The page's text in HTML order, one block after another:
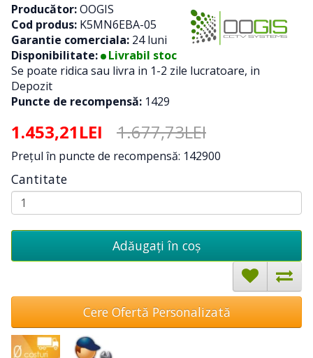
Producător:OOGIS
Cod produs: K5MN6EBA-05
Garantie comerciala: 24 luni
Disponibilitate:
Livrabil stoc
Se poate ridica sau livra in 1-2 zile lucratoare, in
Depozit
Puncte de recompensă: 1429
1.453,21LEI 1.677,73LEI
Preţul în puncte de recompensă: 142900
Cantitate
Adăugați în coş
Cere Ofertă Personalizată